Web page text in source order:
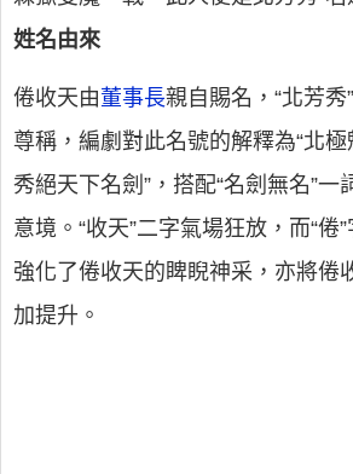
姓名由來
倦收天由董事長親自賜名，“北芳
尊稱，編劇對此名號的解釋為“北極
秀絕天下名劍”，搭配“名劍無名”一
意境。“收天”二字氣場狂放，而“倦
強化了倦收天的睥睨神采，亦將倦
加提升。